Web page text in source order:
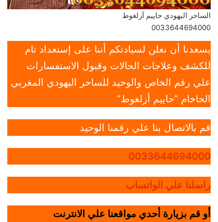
الساحر اليهودي حاييم آزلغوط
0033644694000
يسعدنا أن نعلن لسيادتكم أننا على إستعداد تام
للكشف وعلاجات الحالات وقبول الاستفسارات
علي رقم الخاص والوحيد للساحر اليهودي المغربي
الحاخام “حاييم أزلغوط”
قم بالاتصال بنا علي رقمنا الوحيد
0033644694000
راسلنا علي الواتساب
أو قم بزيارة أحدي مواقعنا علي الانترنت